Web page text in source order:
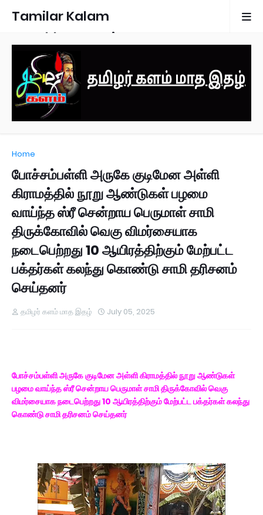
Tamilar Kalam
Monthly Magazine
Home
போச்சம்பள்ளி அருகே குடிமேன அள்ளி
கிராமத்தில் நூறு ஆண்டுகள் பழமை
வாய்ந்த ஸ்ரீ சென்றாய பெருமாள் சாமி
திருக்கோவில் வெகு விமர்சையாக
நடைபெற்றது 10 ஆயிரத்திற்கும் மேற்பட்ட
பக்தர்கள் கலந்து கொண்டு சாமி தரிசனம்
செய்தனர்
தமிழர் களம் மாத இதழ் July 05, 2025
போச்சம்பள்ளி அருகே குடிமேன அள்ளி கிராமத்தில் நூறு ஆண்டுகள்
பழமை வாய்ந்த ஸ்ரீ சென்றாய பெருமாள் சாமி திருக்கோவில் வெகு
விமர்சையாக நடைபெற்றது 10 ஆயிரத்திற்கும் மேற்பட்ட பக்தர்கள் கலந்து
கொண்டு சாமி தரிசனம் செய்தனர்